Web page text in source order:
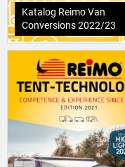
Katalog Reimo Van
Conversions 2022/23